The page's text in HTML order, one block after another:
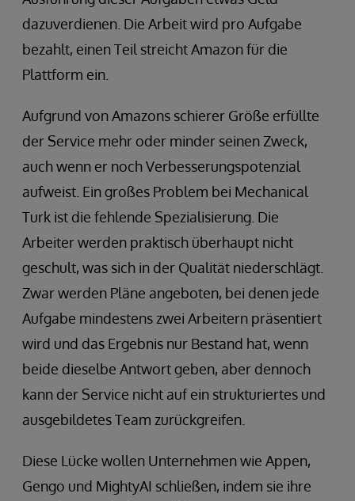
dazuverdienen. Die Arbeit wird pro Aufgabe
bezahlt, einen Teil streicht Amazon für die
Plattform ein.
Aufgrund von Amazons schierer Größe erfüllte
der Service mehr oder minder seinen Zweck,
auch wenn er noch Verbesserungspotenzial
aufweist. Ein großes Problem bei Mechanical
Turk ist die fehlende Spezialisierung. Die
Arbeiter werden praktisch überhaupt nicht
geschult, was sich in der Qualität niederschlägt.
Zwar werden Pläne angeboten, bei denen jede
Aufgabe mindestens zwei Arbeitern präsentiert
wird und das Ergebnis nur Bestand hat, wenn
beide dieselbe Antwort geben, aber dennoch
kann der Service nicht auf ein strukturiertes und
ausgebildetes Team zurückgreifen.
Diese Lücke wollen Unternehmen wie Appen,
Gengo und MightyAI schließen, indem sie ihre